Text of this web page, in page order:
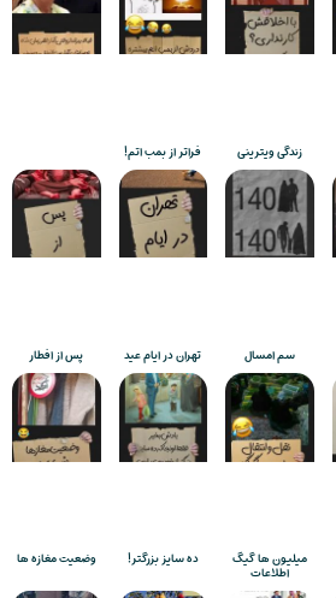
زندگی ویترینی فراتر از بمب اتم!
سم امسال تهران در ایام عید پس از افطار
میلیون ها گیگ
اطلاعات
ده سایز بزرگتر! وضعیت مغازه ها